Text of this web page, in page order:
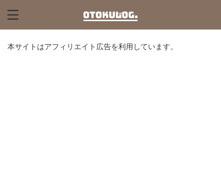
本サイトはアフィリエイト広告を利用しています。